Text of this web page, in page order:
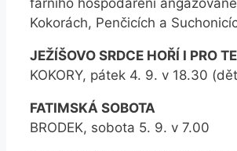
Kokorách, Penčicích a
JEŽÍŠOVO SRDCE HOŘÍ I PRO
KOKORY, pátek 4. 9. v 18.30
FATIMSKÁ SOBOTA
BRODEK, sobota 5. 9. v 7.00